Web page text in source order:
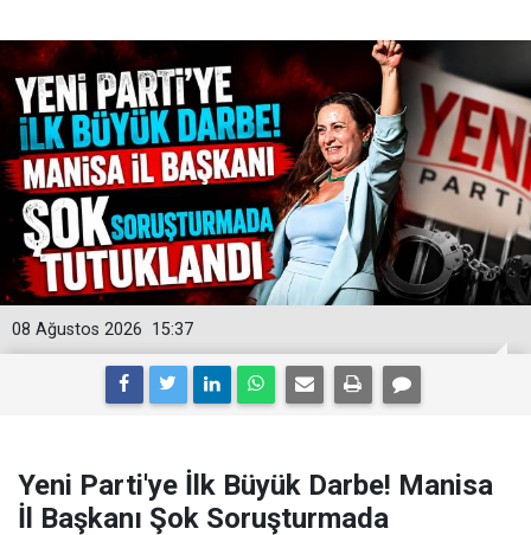
15:37
08 Ağustos 2026
Yeni Parti'ye İlk Büyük Darbe! Manisa
İl Başkanı Şok Soruşturmada